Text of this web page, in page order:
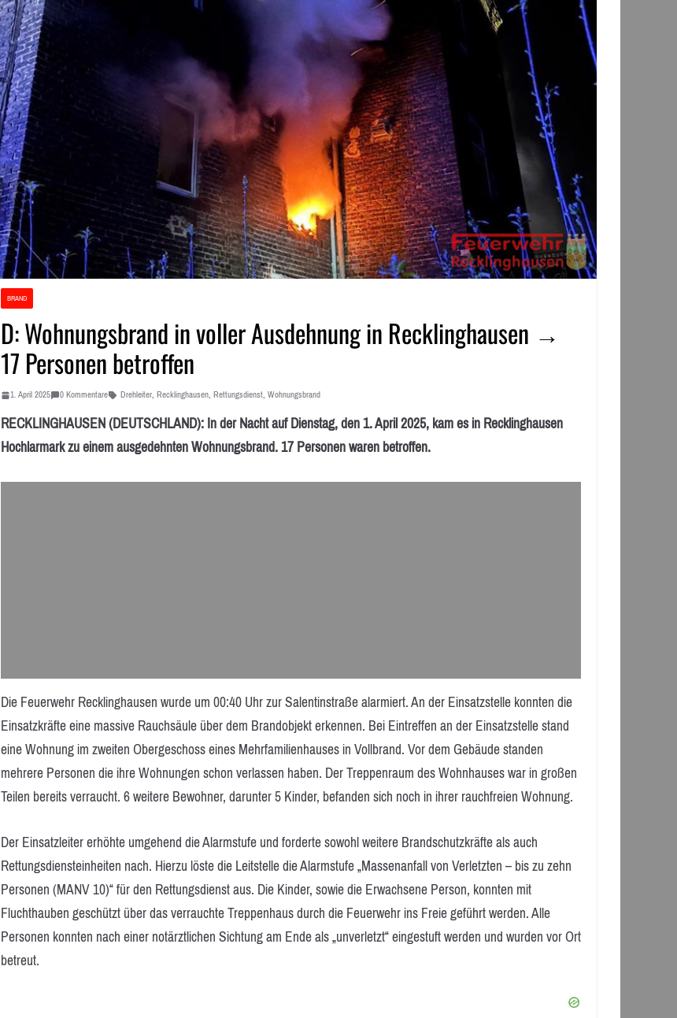
BRAND
D: Wohnungsbrand in voller Ausdehnung in Recklinghausen →
17 Personen betroffen
1. April 2025 0 Kommentare Drehleiter, Recklinghausen, Rettungsdienst, Wohnungsbrand
RECKLINGHAUSEN (DEUTSCHLAND): In der Nacht auf Dienstag, den 1. April 2025, kam es in Recklinghausen
Hochlarmark zu einem ausgedehnten Wohnungsbrand. 17 Personen waren betroffen.
Die Feuerwehr Recklinghausen wurde um 00:40 Uhr zur Salentinstraße alarmiert. An der Einsatzstelle konnten die
Einsatzkräfte eine massive Rauchsäule über dem Brandobjekt erkennen. Bei Eintreffen an der Einsatzstelle stand
eine Wohnung im zweiten Obergeschoss eines Mehrfamilienhauses in Vollbrand. Vor dem Gebäude standen
mehrere Personen die ihre Wohnungen schon verlassen haben. Der Treppenraum des Wohnhauses war in großen
Teilen bereits verraucht. 6 weitere Bewohner, darunter 5 Kinder, befanden sich noch in ihrer rauchfreien Wohnung.
Der Einsatzleiter erhöhte umgehend die Alarmstufe und forderte sowohl weitere Brandschutzkräfte als auch
Rettungsdiensteinheiten nach. Hierzu löste die Leitstelle die Alarmstufe „Massenanfall von Verletzten – bis zu zehn
Personen (MANV 10)“ für den Rettungsdienst aus. Die Kinder, sowie die Erwachsene Person, konnten mit
Fluchthauben geschützt über das verrauchte Treppenhaus durch die Feuerwehr ins Freie geführt werden. Alle
Personen konnten nach einer notärztlichen Sichtung am Ende als „unverletzt“ eingestuft werden und wurden vor Ort
betreut.